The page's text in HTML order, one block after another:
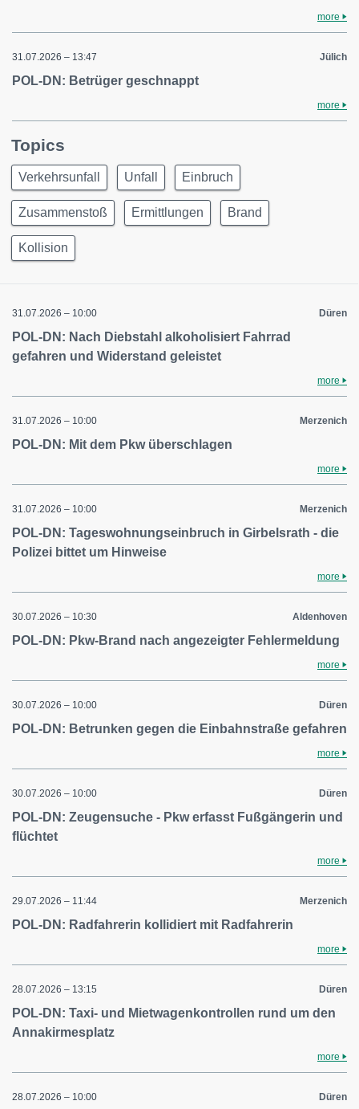
more
31.07.2026 – 13:47 Jülich
POL-DN: Betrüger geschnappt
more
Topics
Verkehrsunfall Unfall Einbruch
Zusammenstoß Ermittlungen Brand
Kollision
31.07.2026 – 10:00 Düren
POL-DN: Nach Diebstahl alkoholisiert Fahrrad
gefahren und Widerstand geleistet
more
31.07.2026 – 10:00 Merzenich
POL-DN: Mit dem Pkw überschlagen
more
31.07.2026 – 10:00 Merzenich
POL-DN: Tageswohnungseinbruch in Girbelsrath - die
Polizei bittet um Hinweise
more
30.07.2026 – 10:30 Aldenhoven
POL-DN: Pkw-Brand nach angezeigter Fehlermeldung
more
30.07.2026 – 10:00 Düren
POL-DN: Betrunken gegen die Einbahnstraße gefahren
more
30.07.2026 – 10:00 Düren
POL-DN: Zeugensuche - Pkw erfasst Fußgängerin und
flüchtet
more
29.07.2026 – 11:44 Merzenich
POL-DN: Radfahrerin kollidiert mit Radfahrerin
more
28.07.2026 – 13:15 Düren
POL-DN: Taxi- und Mietwagenkontrollen rund um den
Annakirmesplatz
more
28.07.2026 – 10:00 Düren